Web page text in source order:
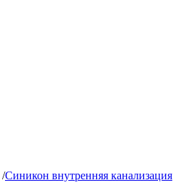
/Синикон внутренняя канализация